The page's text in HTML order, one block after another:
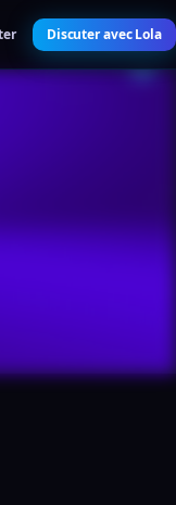
Discuter avec Lola